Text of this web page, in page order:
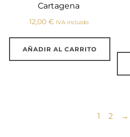
Cartagena
12,00 € IVA incluido
AÑADIR AL CARRITO
1 2 →